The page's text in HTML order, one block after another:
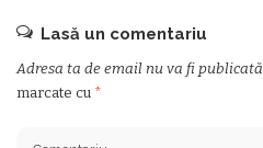
Lasă un comentariu
Adresa ta de email nu va fi publicată.
marcate cu *